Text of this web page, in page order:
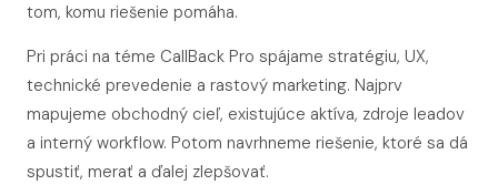
tom, komu riešenie pomáha.
Pri práci na téme CallBack Pro spájame stratégiu, UX,
technické prevedenie a rastový marketing. Najprv
mapujeme obchodný cieľ, existujúce aktíva, zdroje leadov
a interný workflow. Potom navrhneme riešenie, ktoré sa dá
spustiť, merať a ďalej zlepšovať.